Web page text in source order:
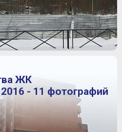
ЖК
- 11 фотографий